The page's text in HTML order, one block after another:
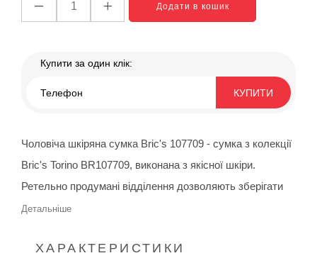
Додати в кошик
Купити за один клік:
КУПИТИ
Чоловіча шкіряна сумка Bric's 107709 - сумка з колекції
Bric's Torino BR107709, виконана з якісної шкіри.
Ретельно продумані відділення дозволяють зберігати
ваші особисті речі дуже ефективним способом. Сумка
блискавці і кишенька для моб.телефона, також
Детальніше
ХАРАКТЕРИСТИКИ